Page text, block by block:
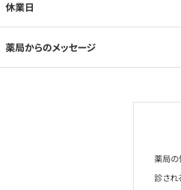
休業日
薬局からのメッセージ
薬局の
診され